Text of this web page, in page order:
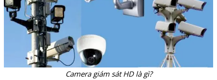
Camera giám sát HD là gì?